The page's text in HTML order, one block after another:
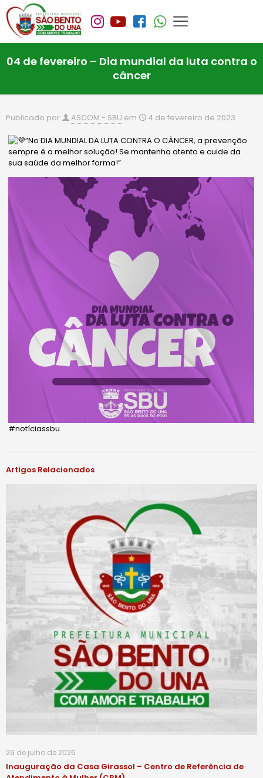
04 de fevereiro – Dia mundial da luta contra o
câncer
Publicado por ASCOM - SBU em 4 de fevereiro de 2023
”No DIA MUNDIAL DA LUTA CONTRA O CÂNCER, a prevenção
sempre é a melhor solução! Se mantenha atento e cuide da
sua saúde da melhor forma!”
#notíciassbu
Artigos Relacionados
29 de julho de 2026
Inauguração da Casa Girassol – Centro de Referência de